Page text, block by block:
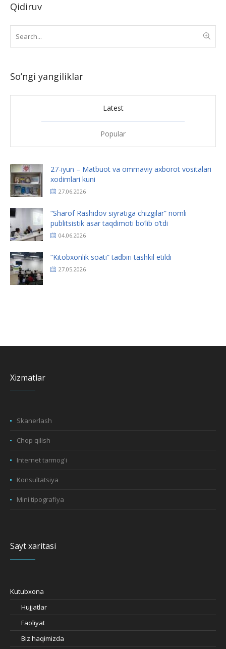
Qidiruv
So’ngi yangiliklar
Latest
Popular
27-iyun – Matbuot va ommaviy axborot vositalari
xodimlari kuni
27.06.2026
“Sharof Rashidov siyratiga chizgilar” nomli
publitsistik asar taqdimoti bo‘lib o‘tdi
04.06.2026
“Kitobxonlik soati” tadbiri tashkil etildi
27.05.2026
Xizmatlar
Skanerlash
Chop qilish
Internet tarmog'i
Konsultatsiya
Mini tipografiya
Sayt xaritasi
Kutubxona
Hujjatlar
Faoliyat
Biz haqimizda